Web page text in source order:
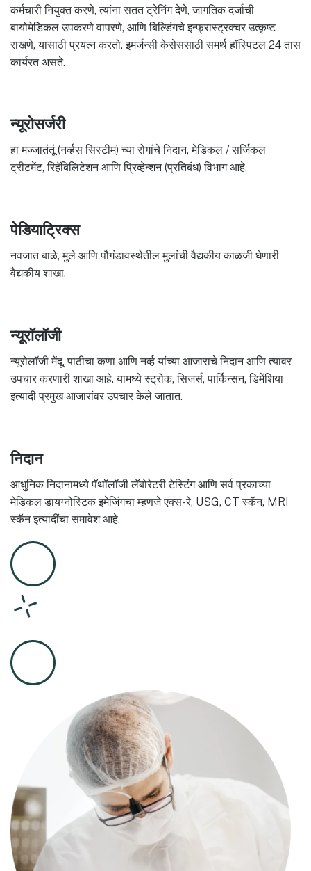
कर्मचारी नियुक्त करणे, त्यांना सतत ट्रेनिंग देणे, जागतिक दर्जाची
बायोमेडिकल उपकरणे वापरणे, आणि बिल्डिंगचे इन्फ्रास्ट्रक्चर उत्कृष्ट
राखणे, यासाठी प्रयत्न करतो. इमर्जन्सी केसेससाठी समर्थ हॉस्पिटल 24 तास
कार्यरत असते.
न्यूरोसर्जरी
हा मज्जातंतूं (नर्व्हस सिस्टीम) च्या रोगांचे निदान, मेडिकल / सर्जिकल
ट्रीटमेंट, रिहॅबिलिटेशन आणि प्रिव्हेन्शन (प्रतिबंध) विभाग आहे.
पेडियाट्रिक्स
नवजात बाळे, मुले आणि पौगंडावस्थेतील मुलांची वैद्यकीय काळजी घेणारी
वैद्यकीय शाखा.
न्यूरॉलॉजी
न्यूरोलॉजी मेंदू, पाठीचा कणा आणि नर्व्ह यांच्या आजाराचे निदान आणि त्यावर
उपचार करणारी शाखा आहे. यामध्ये स्ट्रोक, सिजर्स, पार्किन्सन, डिमेंशिया
इत्यादी प्रमुख आजारांवर उपचार केले जातात.
निदान
आधुनिक निदानामध्ये पॅथॉलॉजी लॅबोरेटरी टेस्टिंग आणि सर्व प्रकाच्या
मेडिकल डायग्नोस्टिक इमेजिंगचा म्हणजे एक्स-रे, USG, CT स्कॅन, MRI
स्कॅन इत्यादींचा समावेश आहे.